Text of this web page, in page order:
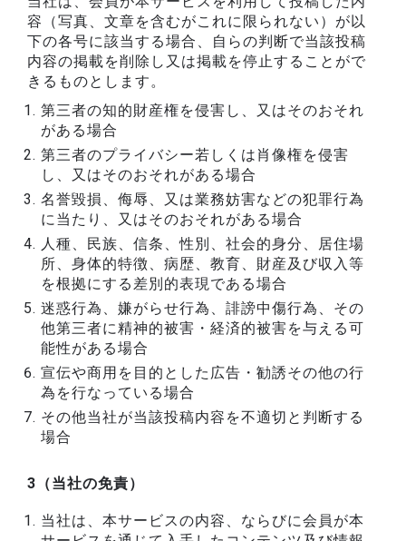
容（写真、文章を含むがこれに限られない）が以
下の各号に該当する場合、自らの判断で当該投稿
内容の掲載を削除し又は掲載を停止することがで
きるものとします。
第三者の知的財産権を侵害し、又はそのおそれ
がある場合
第三者のプライバシー若しくは肖像権を侵害
し、又はそのおそれがある場合
名誉毀損、侮辱、又は業務妨害などの犯罪行為
に当たり、又はそのおそれがある場合
人種、民族、信条、性別、社会的身分、居住場
所、身体的特徴、病歴、教育、財産及び収入等
を根拠にする差別的表現である場合
迷惑行為、嫌がらせ行為、誹謗中傷行為、その
他第三者に精神的被害・経済的被害を与える可
能性がある場合
宣伝や商用を目的とした広告・勧誘その他の行
為を行なっている場合
その他当社が当該投稿内容を不適切と判断する
場合
3（当社の免責）
当社は、本サービスの内容、ならびに会員が本